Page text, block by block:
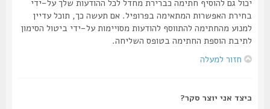
יכול גם להוסיף חתימה כברירת מחדל לכל ההודעות שלך על-ידי
בחירת האפשרות המתאימה בפרופיל. אם תעשה כך, תוכל עדיין
למנוע מהחתימה להתווסף להודעות מסויימות על-ידי ביטול הסימון
לתיבת הוספת החתימה בטופס השליחה.
חזור למעלה
כיצד אני יוצר סקר?